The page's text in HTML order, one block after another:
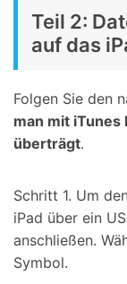
Teil 2:
auf das
Folgen Sie den
man mit iTunes
überträgt.
Schritt 1. Um
iPad über ein
anschließen.
Symbol.